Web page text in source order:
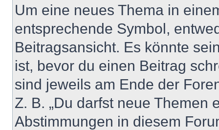
Um eine neues Thema in
entsprechende Symbol,
Beitragsansicht. Es könnte
ist, bevor du einen Beitrag
sind jeweils am Ende der
Z. B. „Du darfst neue Themen
Abstimmungen in diesem